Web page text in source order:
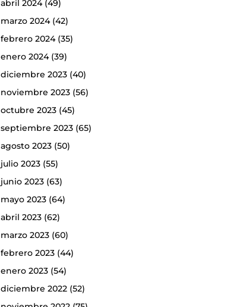
abril 2024(49)
marzo 2024(42)
febrero 2024(35)
enero 2024(39)
diciembre 2023(40)
noviembre 2023(56)
octubre 2023(45)
septiembre 2023(65)
agosto 2023(50)
julio 2023(55)
junio 2023(63)
mayo 2023(64)
abril 2023(62)
marzo 2023(60)
febrero 2023(44)
enero 2023(54)
diciembre 2022(52)